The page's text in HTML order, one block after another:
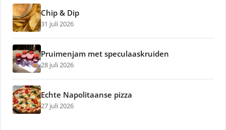
Chip & Dip
31 juli 2026
Pruimenjam met speculaaskruiden
28 juli 2026
Echte Napolitaanse pizza
27 juli 2026